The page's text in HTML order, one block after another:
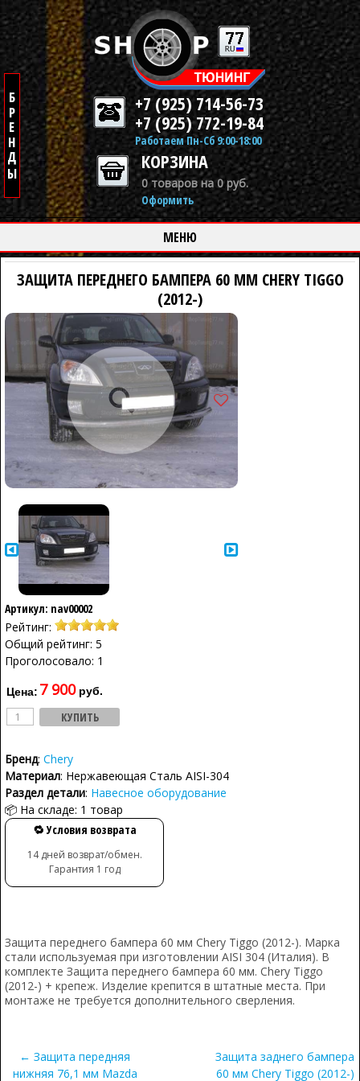
+7 (925) 714-56-73
+7 (925) 772-19-84
Работаем Пн-Сб 9:00-18:00
КОРЗИНА
0 товаров на 0 руб.
Оформить
МЕНЮ
ЗАЩИТА ПЕРЕДНЕГО БАМПЕРА 60 ММ CHERY TIGGO
(2012-)
Артикул: nav00002
Рейтинг:
Общий рейтинг: 5
Проголосовало: 1
Цена: 7 900руб.
Бренд: Chery
Материал: Нержавеющая Сталь AISI-304
Раздел детали: Навесное оборудование
📦 На складе: 1 товар
🔁 Условия возврата
14 дней возврат/обмен.
Гарантия 1 год
Защита переднего бампера 60 мм Chery Tiggo (2012-). Марка
стали используемая при изготовлении AISI 304 (Италия). В
комплекте Защита переднего бампера 60 мм. Chery Tiggo
(2012-) + крепеж. Изделие крепится в штатные места. При
монтаже не требуется дополнительного сверления.
← Защита передняя
нижняя 76,1 мм Mazda
Защита заднего бампера
60 мм Chery Tiggo (2012-)